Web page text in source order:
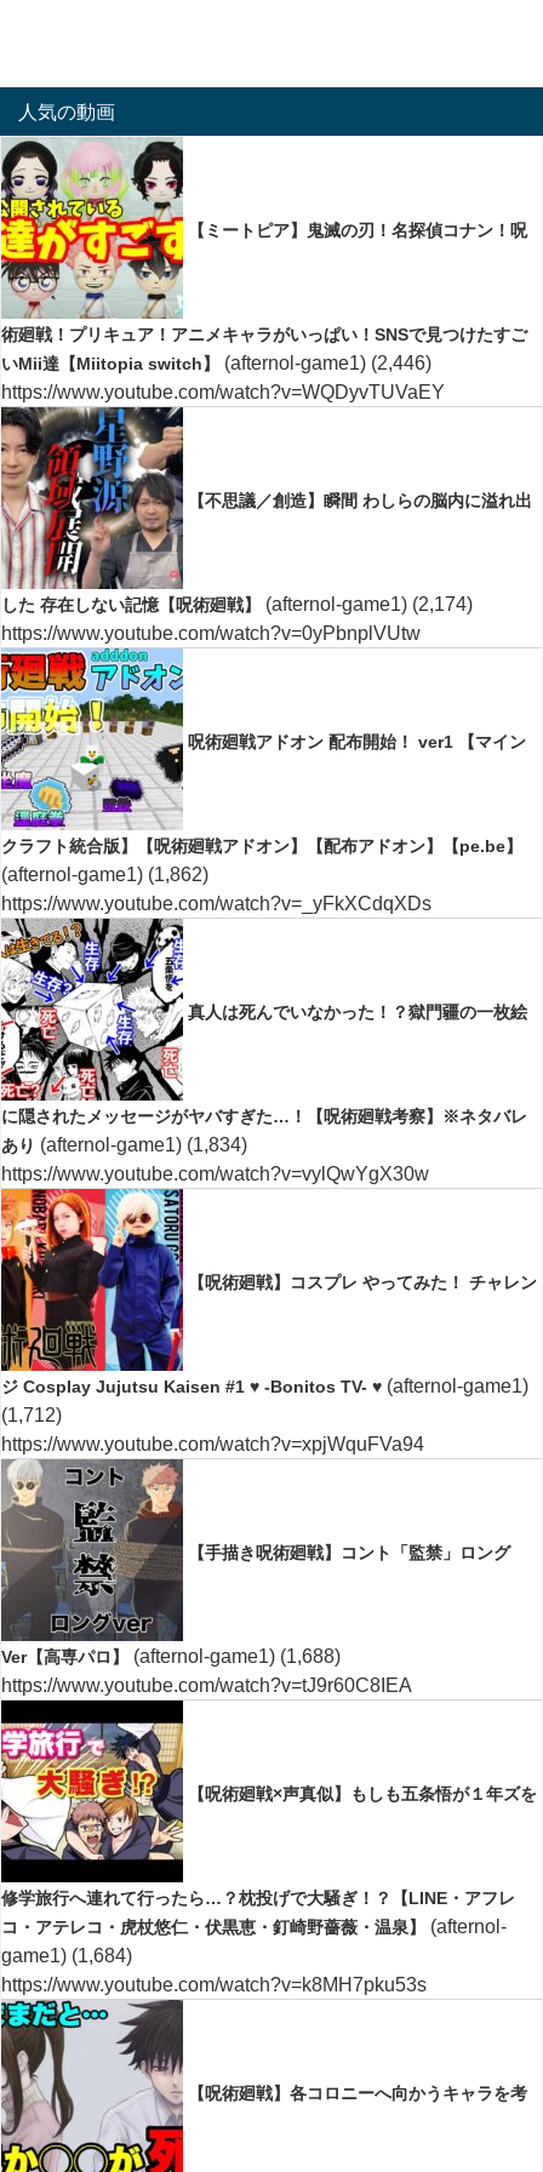
人気の動画
【ミートピア】鬼滅の刃！名探偵コナン！呪
術廻戦！プリキュア！アニメキャラがいっぱい！SNSで見つけたすご
いMii達【Miitopia switch】
(afternol-game1) (2,446)
https://www.youtube.com/watch?v=WQDyvTUVaEY
【不思議／創造】瞬間 わしらの脳内に溢れ出
した 存在しない記憶【呪術廻戦】 (afternol-game1) (2,174)
https://www.youtube.com/watch?v=0yPbnplVUtw
呪術廻戦アドオン 配布開始！ ver1 【マイン
クラフト統合版】【呪術廻戦アドオン】【配布アドオン】【pe.be】
(afternol-game1) (1,862)
https://www.youtube.com/watch?v=_yFkXCdqXDs
真人は死んでいなかった！？獄門疆の一枚絵
に隠されたメッセージがヤバすぎた…！【呪術廻戦考察】※ネタバレ
あり (afternol-game1) (1,834)
https://www.youtube.com/watch?v=vylQwYgX30w
【呪術廻戦】コスプレ やってみた！ チャレン
ジ Cosplay Jujutsu Kaisen #1 ♥ -Bonitos TV- ♥ (afternol-game1)
(1,712)
https://www.youtube.com/watch?v=xpjWquFVa94
【手描き呪術廻戦】コント「監禁」ロング
Ver【高専パロ】 (afternol-game1) (1,688)
https://www.youtube.com/watch?v=tJ9r60C8IEA
【呪術廻戦×声真似】もしも五条悟が１年ズを
修学旅行へ連れて行ったら…？枕投げで大騒ぎ！？【LINE・アフレ
コ・アテレコ・虎杖悠仁・伏黒恵・釘崎野薔薇・温泉】
(afternol-
game1) (1,684)
https://www.youtube.com/watch?v=k8MH7pku53s
【呪術廻戦】各コロニーへ向かうキャラを考